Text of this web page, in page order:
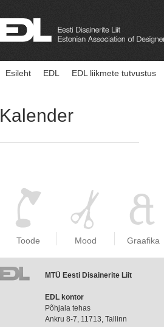
Esileht EDL EDL liikmete tutvustus
Kalender
Toode Mood Graafika
liikmemaks
MTÜ Eesti Disainerite Liit
EDL kontor
Põhjala tehas
Ankru 8-7, 11713, Tallinn